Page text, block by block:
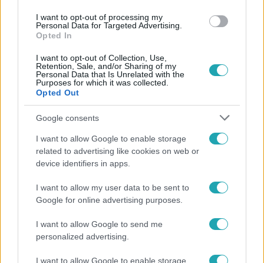
I want to opt-out of processing my
Personal Data for Targeted Advertising.
Opted In
I want to opt-out of Collection, Use,
Retention, Sale, and/or Sharing of my
Personal Data that Is Unrelated with the
Purposes for which it was collected.
Opted Out
Google consents
I want to allow Google to enable storage
related to advertising like cookies on web or
device identifiers in apps.
I want to allow my user data to be sent to
Google for online advertising purposes.
I want to allow Google to send me
personalized advertising.
I want to allow Google to enable storage
COOKY ÉS SZÉCSI DEBÓRA
Népszerű